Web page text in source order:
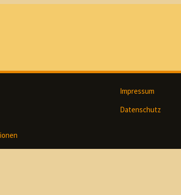
Impressum
Datenschutz